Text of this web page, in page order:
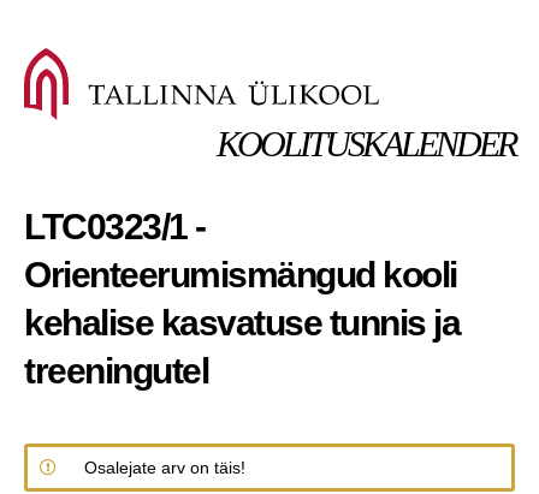
KOOLITUSKALENDER
LTC0323/1 -
Orienteerumismängud kooli
kehalise kasvatuse tunnis ja
treeningutel
Osalejate arv on täis!